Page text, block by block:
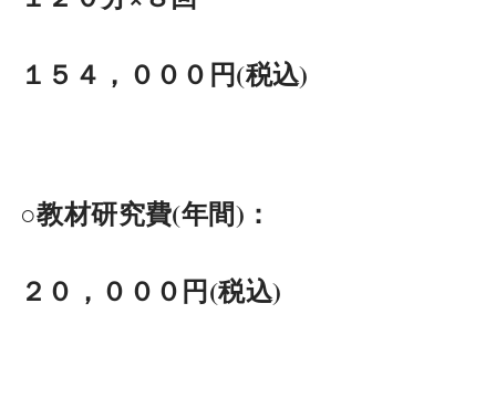
１５４，０００円(税込)
○教材研究費(年間)：
２０，０００円(税込)